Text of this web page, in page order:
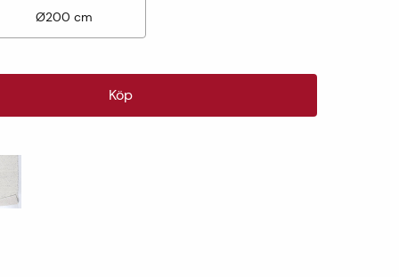
Ø200 cm
Köp